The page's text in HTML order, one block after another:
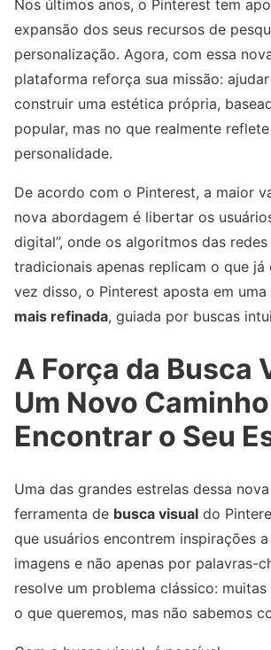
Nos últimos anos, o Pinterest tem
expansão dos seus recursos de
personalização. Agora, com essa
plataforma reforça sua missão:
construir uma estética própria,
popular, mas no que realmente reflete
personalidade.
De acordo com o Pinterest, a maior
nova abordagem é libertar os
digital”, onde os algoritmos das
tradicionais apenas replicam o que já
vez disso, o Pinterest aposta em uma
mais refinada, guiada por buscas
A Força da Busca
Um Novo
Encontrar o Seu
Uma das grandes estrelas dessa
ferramenta de busca visual do
que usuários encontrem inspirações
imagens e não apenas por palavras-
resolve um problema clássico:
o que queremos, mas não sabemos